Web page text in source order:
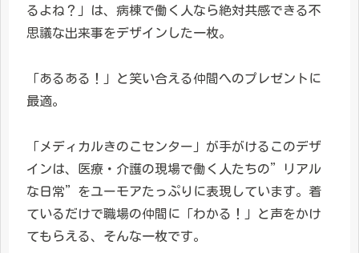
るよね？」は、病棟で働く人なら絶対共感できる不
思議な出来事をデザインした一枚。
「あるある！」と笑い合える仲間へのプレゼントに
最適。
「メディカルきのこセンター」が手がけるこのデザ
インは、医療・介護の現場で働く人たちの”リアル
な日常”をユーモアたっぷりに表現しています。着
ているだけで職場の仲間に「わかる！」と声をかけ
てもらえる、そんな一枚です。